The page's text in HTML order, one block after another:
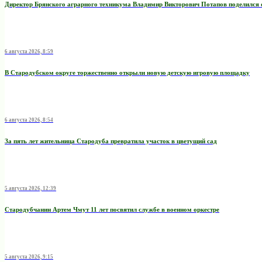
Директор Брянского аграрного техникума Владимир Викторович Потапов
6 августа 2026, 8:59
В Стародубском округе торжественно открыли новую детскую игровую площадку
6 августа 2026, 8:54
За пять лет жительница Стародуба превратила участок в цветущий сад
5 августа 2026, 12:39
Стародубчанин Артем Чмут 11 лет посвятил службе в военном оркестре
5 августа 2026, 9:15